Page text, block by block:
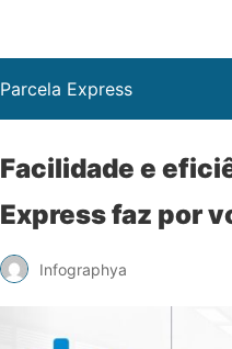
Parcela Express
Facilidade e
Express faz por
Infographya